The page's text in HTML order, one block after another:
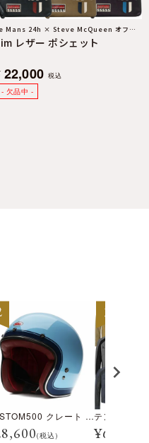
Mans 24h × Steve McQueen オフィ
ャルライセンス
レザー ポシェット
22,000 税込
CUSTOM500 クレート アイスブルー
(税込) ¥69,300